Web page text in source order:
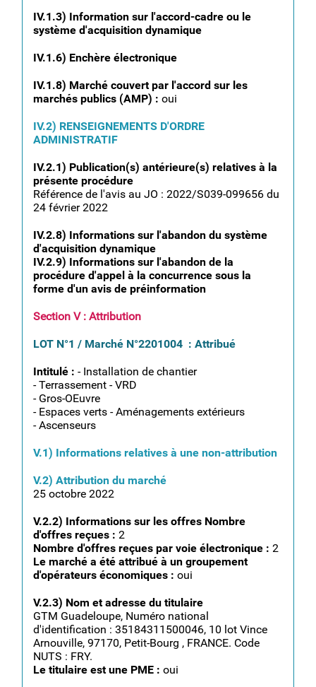
IV.1.3) Information sur l'accord-cadre ou le
système d'acquisition dynamique
IV.1.6) Enchère électronique
IV.1.8) Marché couvert par l'accord sur les
marchés publics (AMP) :oui
IV.2) RENSEIGNEMENTS D'ORDRE
ADMINISTRATIF
IV.2.1) Publication(s) antérieure(s) relatives à la
présente procédure
Référence de l'avis au JO : 2022/S039-099656 du
24 février 2022
IV.2.8) Informations sur l'abandon du système
d'acquisition dynamique
IV.2.9) Informations sur l'abandon de la
procédure d'appel à la concurrence sous la
forme d'un avis de préinformation
Section V : Attribution
LOT N°1 / Marché N°2201004 : Attribué
Intitulé :- Installation de chantier
- Terrassement - VRD
- Gros-OEuvre
- Espaces verts - Aménagements extérieurs
- Ascenseurs
V.1) Informations relatives à une non-attribution
V.2) Attribution du marché
25 octobre 2022
V.2.2) Informations sur les offres Nombre
d'offres reçues : 2
Nombre d'offres reçues par voie électronique : 2
Le marché a été attribué à un groupement
d'opérateurs économiques :oui
V.2.3) Nom et adresse du titulaire
GTM Guadeloupe, Numéro national
d'identification : 35184311500046, 10 lot Vince
Arnouville, 97170, Petit-Bourg , FRANCE. Code
NUTS : FRY.
Le titulaire est une PME :oui